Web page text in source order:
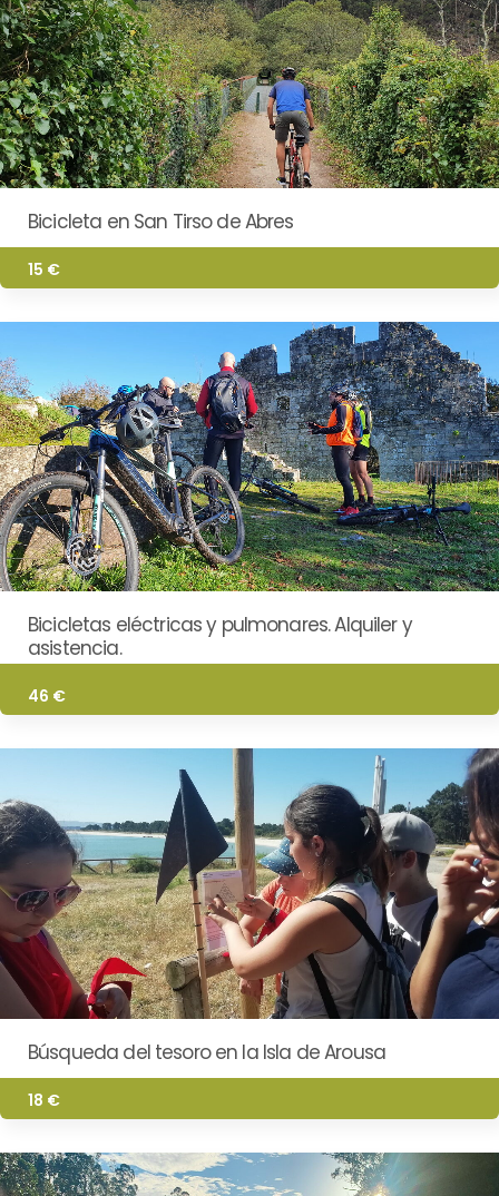
Bicicleta en San Tirso de Abres
15 €
Bicicletas eléctricas y pulmonares. Alquiler y
asistencia.
46 €
Búsqueda del tesoro en la Isla de Arousa
18 €